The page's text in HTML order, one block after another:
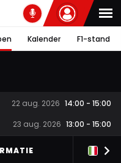
Kalender F1-stand
22 aug. 2026 14:00 - 15:00
23 aug. 2026 13:00 - 15:00